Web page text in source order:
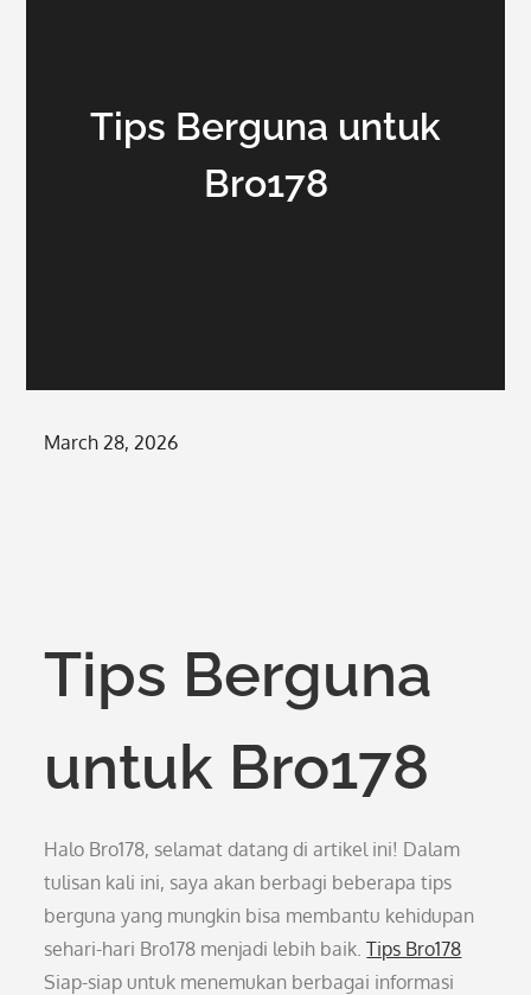
Tips Berguna untuk
Bro178
Posted
March 28, 2026
Tips Berguna
untuk Bro178
Halo Bro178, selamat datang di artikel ini! Dalam
tulisan kali ini, saya akan berbagi beberapa tips
berguna yang mungkin bisa membantu kehidupan
sehari-hari Bro178 menjadi lebih baik.Tips Bro178
Siap-siap untuk menemukan berbagai informasi